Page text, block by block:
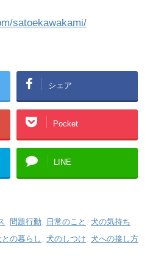
satoekawakami/
シェア
Pocket
LINE
問題行動 日常のこと
犬の気持ち
との暮らし 犬のしつけ 犬への接し方